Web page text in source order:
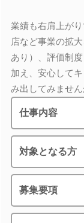
業績も右肩上が
店など事業の拡
あり）、評価制
加え、安心して
み出してみません
仕事内容
対象となる方
募集要項